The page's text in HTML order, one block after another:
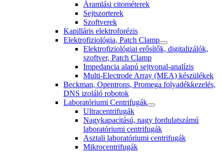
Áramlási citométerek
Sejtszorterek
Szoftverek
Kapilláris elektroforézis
Elektrofiziológia, Patch Clamp
Elektrofiziológiai erősítők, digitalizálók,
szoftver, Patch Clamp
Impedancia alapú sejtvonal-analízis
Multi-Electrode Array (MEA) készülékek
Beckman, Opentrons, Promega folyadékkezelés,
DNS izoláló robotok
Laboratóriumi Centrifugák
Ultracentrifugák
Nagykapacitású, nagy fordulatszámú
laboratóriumi centrifugák
Asztali laboratóriumi centrifugák
Mikrocentrifugák